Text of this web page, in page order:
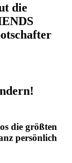
die
die größten
persönlich